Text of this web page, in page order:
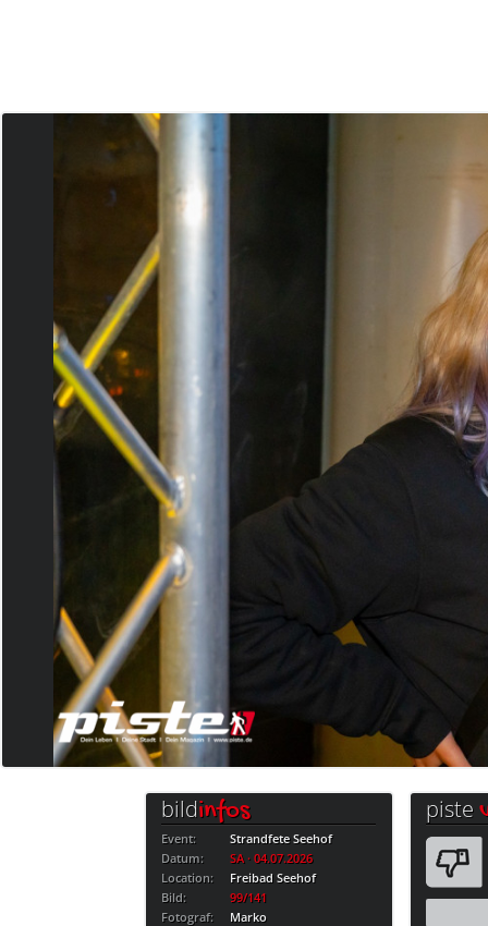
bildinfos
Event:
Strandfete Seehof
Datum:
SA · 04.07.2026
Location:
Freibad Seehof
Bild:
99/141
Fotograf:
Marko
piste